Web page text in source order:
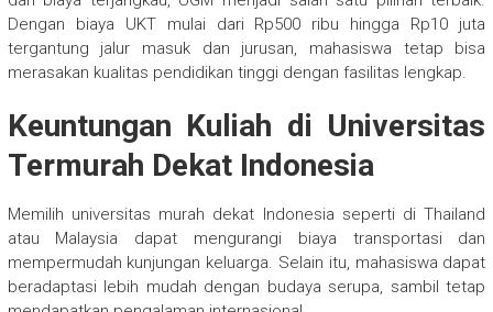
Dengan biaya UKT mulai dari Rp500 ribu hingga Rp10 juta
tergantung jalur masuk dan jurusan, mahasiswa tetap bisa
merasakan kualitas pendidikan tinggi dengan fasilitas lengkap.
Keuntungan Kuliah di Universitas
Termurah Dekat Indonesia
Memilih universitas murah dekat Indonesia seperti di Thailand
atau Malaysia dapat mengurangi biaya transportasi dan
mempermudah kunjungan keluarga. Selain itu, mahasiswa dapat
beradaptasi lebih mudah dengan budaya serupa, sambil tetap